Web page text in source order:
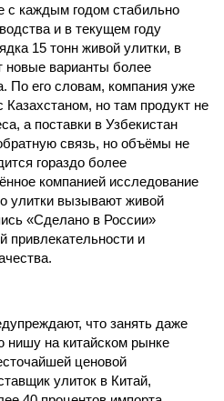
с каждым годом стабильно
и в текущем году
15 тонн живой улитки, в
новые варианты более
По его словам, компания уже
но там продукт не
а поставки в Узбекистан
связь, но объёмы не
гораздо более
компанией исследование
улитки вызывают живой
«Сделано в России»
привлекательности и
что занять даже
на китайском рынке
ценовой
улиток в Китай,